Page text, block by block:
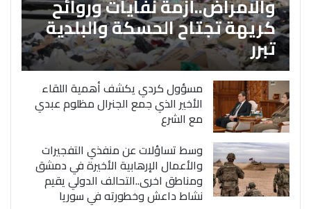
كريهة تجتاح الحسكة والبلدية
تبرر
مسؤول كردي يكشف أهمية اللقاء
الأخير الذي جمع الجنرال مظلوم عبدي
مع الشرع
وسط تساؤلات عن منفذي التفجيرات
والأعمال الإرهابية الأخيرة في دمشق
ومناطق اخرى..التحالف الدولي يقيم
نشاط داعش وخطورته في سوريا